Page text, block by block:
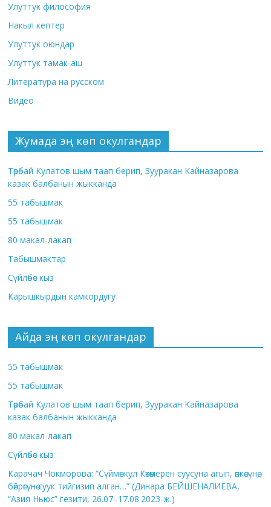
Улуттук философия
Накыл кептер
Улуттук оюндар
Улуттук тамак-аш
Литература на русском
Видео
Жумада эң көп окулгандар
Төрөбай Кулатов шым таап берип, Зууракан Кайназарова
казак балбанын жыкканда
55 табышмак
55 табышмак
80 макал-лакап
Табышмактар
Сүйлөбөс кыз
Карышкырдын камкордугу
Айда эң көп окулгандар
55 табышмак
55 табышмак
Төрөбай Кулатов шым таап берип, Зууракан Кайназарова
казак балбанын жыкканда
80 макал-лакап
Сүйлөбөс кыз
Карачач Чокморова: “Сүймөнкул Көкөмерен суусуна агып, өпкөсүнө,
бөйрөгүнө суук тийгизип алган…” (Динара БЕЙШЕНАЛИЕВА,
“Азия Ньюс” гезити, 26.07–17.08.2023-ж.)